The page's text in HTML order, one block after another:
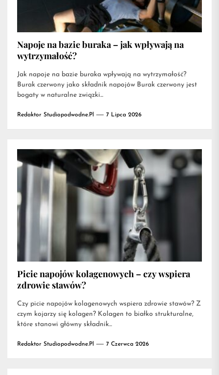
Napoje na bazie buraka – jak wpływają na
wytrzymałość?
Jak napoje na bazie buraka wpływają na wytrzymałość?
Burak czerwony jako składnik napojów Burak czerwony jest
bogaty w naturalne związki...
Redaktor Studiopodwodne.pl 7 Lipca 2026
Picie napojów kolagenowych – czy wspiera
zdrowie stawów?
Czy picie napojów kolagenowych wspiera zdrowie stawów? Z
czym kojarzy się kolagen? Kolagen to białko strukturalne,
które stanowi główny składnik...
Redaktor Studiopodwodne.pl 7 Czerwca 2026